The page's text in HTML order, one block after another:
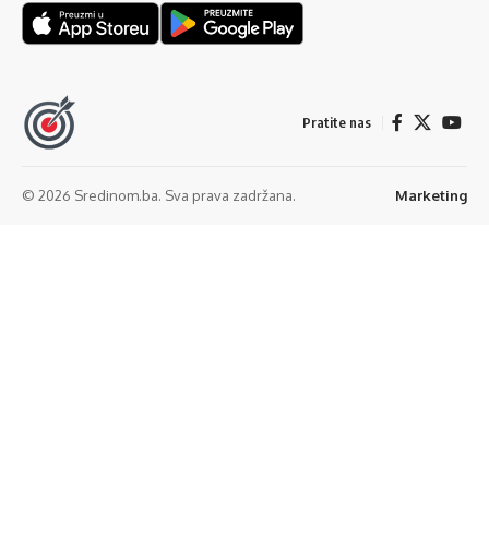
Pratite nas
© 2026 Sredinom.ba. Sva prava zadržana. Marketing